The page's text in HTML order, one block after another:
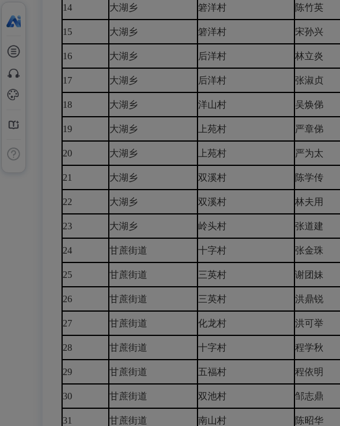
14 大湖乡 箬洋村 陈竹英
15 大湖乡 箬洋村 宋孙兴
16 大湖乡 后洋村 林立炎
17 大湖乡 后洋村 张淑贞
18 大湖乡 洋山村 吴焕俤
19 大湖乡 上苑村 严章俤
20 大湖乡 上苑村 严为太
21 大湖乡 双溪村 陈学传
22 大湖乡 双溪村 林夫用
23 大湖乡 岭头村 张道建
24 甘蔗街道 十字村 张金珠
25 甘蔗街道 三英村 谢团妹
26 甘蔗街道 三英村 洪鼎锐
27 甘蔗街道 化龙村 洪可举
28 甘蔗街道 十字村 程学秋
29 甘蔗街道 五福村 程依明
30 甘蔗街道 双池村 邹志鼎
31 甘蔗街道 南山村 陈昭华